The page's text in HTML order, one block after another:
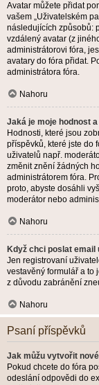
Avatar můžete přidat
vašem „Uživatelském
následujících způsobů:
vzdálený avatar (z
administrátorovi fóra,
avatary do fóra přidat.
administrátora fóra.
Nahoru
Jaká je moje hodnost
Hodnosti, které jsou
příspěvků, které jste do
uživatelů např.
změnit znění žádných
administrátorem fóra.
proto, abyste dosáhli
moderátor nebo
Nahoru
Když chci poslat
Jen registrovaní
vestavěný formulář a to
z důvodu zabránění
Nahoru
Psaní příspěvků
Jak můžu vytvořit
Pokud chcete do fóra
odeslání odpovědi do